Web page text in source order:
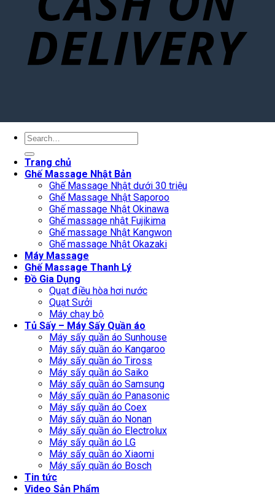
Search
Trang chủ
Ghế Massage Nhật Bản
Ghế Massage Nhật dưới 30 triệu
Ghế Massage Nhật Saporoo
Ghế massage Nhật Okinawa
Ghế massage nhật Fujikima
Ghế massage Nhật Kangwon
Ghế massage Nhật Okazaki
Máy Massage
Ghế Massage Thanh Lý
Đồ Gia Dụng
Quạt điều hòa hơi nước
Quạt Sưởi
Máy chạy bộ
Tủ Sấy – Máy Sấy Quần áo
Máy sấy quần áo Sunhouse
Máy sấy quần áo Kangaroo
Máy sấy quần áo Tiross
Máy sấy quần áo Saiko
Máy sấy quần áo Samsung
Máy sấy quần áo Panasonic
Máy sấy quần áo Coex
Máy sấy quần áo Nonan
Máy sấy quần áo Electrolux
Máy sấy quần áo LG
Máy sấy quần áo Xiaomi
Máy sấy quần áo Bosch
Tin tức
Video Sản Phẩm